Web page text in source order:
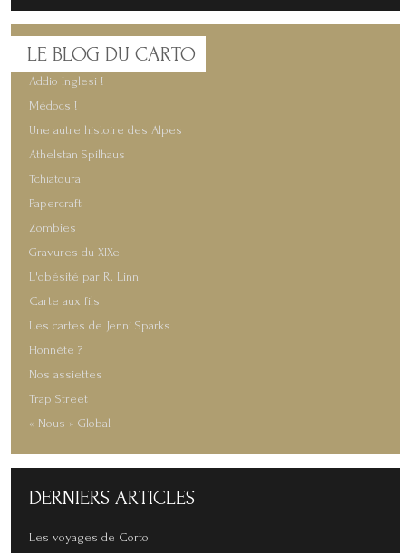
LE BLOG DU CARTO
Addio Inglesi !
Médocs !
Une autre histoire des Alpes
Athelstan Spilhaus
Tchiatoura
Papercraft
Zombies
Gravures du XIXe
L'obésité par R. Linn
Carte aux fils
Les cartes de Jenni Sparks
Honnête ?
Nos assiettes
Trap Street
« Nous » Global
DERNIERS ARTICLES
Les voyages de Corto